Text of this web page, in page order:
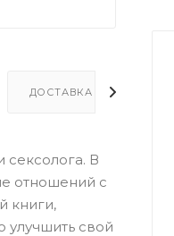
ДОСТАВКА
сексолога. В
отношений с
книги,
улучшить свой